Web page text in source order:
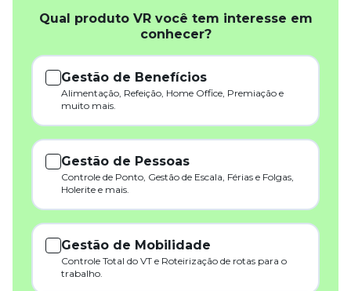
Qual produto VR você tem interesse em
conhecer?
Gestão de Benefícios
Alimentação, Refeição, Home Office, Premiação e
muito mais.
Gestão de Pessoas
Controle de Ponto, Gestão de Escala, Férias e Folgas,
Holerite e mais.
Gestão de Mobilidade
Controle Total do VT e Roteirização de rotas para o
trabalho.